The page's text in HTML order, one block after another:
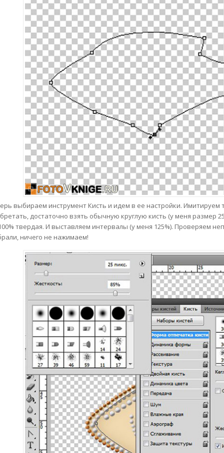
выбираем инструмент Кисть и идем в ее настройки.
достаточно взять обычную круглую кисть (у меня размер
твердая. И выставляем интервалы (у меня 125%). Проверяем
ничего не нажимаем!